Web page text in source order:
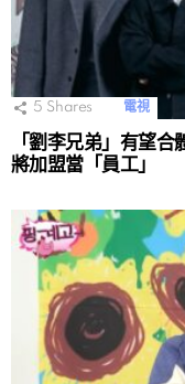
5 Shares 電視
「劉李兄弟」有望
將加盟當「員工」